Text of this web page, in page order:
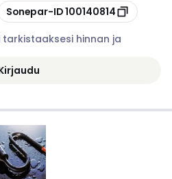
Sonepar-ID100140814
hinnan ja